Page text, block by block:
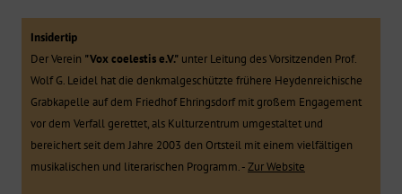
Insidertip
Der Verein "Vox coelestis e.V." unter Leitung des Vorsitzenden Prof.
Wolf G. Leidel hat die denkmalgeschützte frühere Heydenreichische
Grabkapelle auf dem Friedhof Ehringsdorf mit großem Engagement
vor dem Verfall gerettet, als Kulturzentrum umgestaltet und
bereichert seit dem Jahre 2003 den Ortsteil mit einem vielfältigen
musikalischen und literarischen Programm. -Zur Website